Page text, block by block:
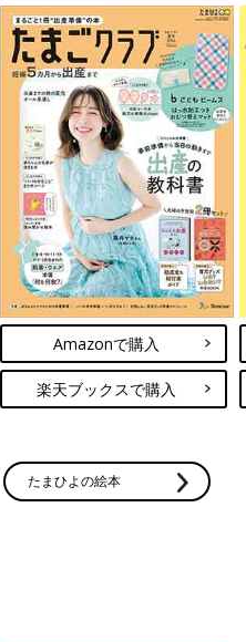
いため、日本に来たときにはドナル
。
、面会時間の朝10時から夜9
ました。面会時間が終わり、
クドナルド・ハウス せたが
がとても助かったそうです。
で助かりましたし、ハウスに
生面に気をつけているので、
付き添うのが原則だったの
とれることもありがたかった
Amazonで購入
楽天ブックスで購入
たまひよの絵本